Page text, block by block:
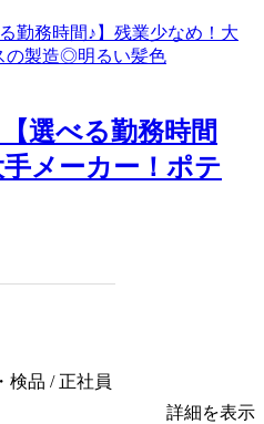
【選べる勤務時間
メーカー！ポテ
検品 / 正社員
詳細を表示